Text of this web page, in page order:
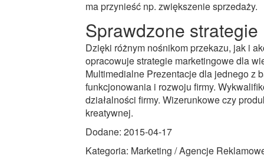
ma przynieść np. zwiększenie sprzedaży.
Sprawdzone
Dzięki różnym nośnikom przekazu, jak i
opracowuje strategie marketingowe dla
Multimedialne Prezentacje dla jednego z
funkcjonowania i rozwoju firmy.
działalności firmy. Wizerunkowe czy
kreatywnej.
Dodane: 2015-04-17
Kategoria: Marketing / Agencje